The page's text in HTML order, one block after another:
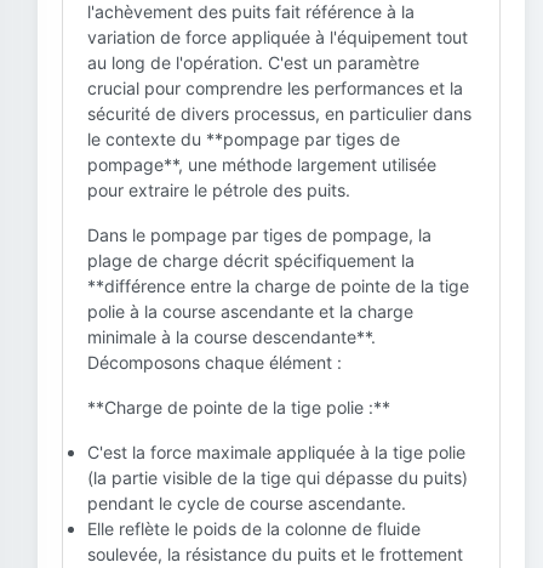
l'achèvement des puits fait référence à la
variation de force appliquée à l'équipement tout
au long de l'opération. C'est un paramètre
crucial pour comprendre les performances et la
sécurité de divers processus, en particulier dans
le contexte du **pompage par tiges de
pompage**, une méthode largement utilisée
pour extraire le pétrole des puits.
Dans le pompage par tiges de pompage, la
plage de charge décrit spécifiquement la
**différence entre la charge de pointe de la tige
polie à la course ascendante et la charge
minimale à la course descendante**.
Décomposons chaque élément :
**Charge de pointe de la tige polie :**
C'est la force maximale appliquée à la tige polie
(la partie visible de la tige qui dépasse du puits)
pendant le cycle de course ascendante.
Elle reflète le poids de la colonne de fluide
soulevée, la résistance du puits et le frottement